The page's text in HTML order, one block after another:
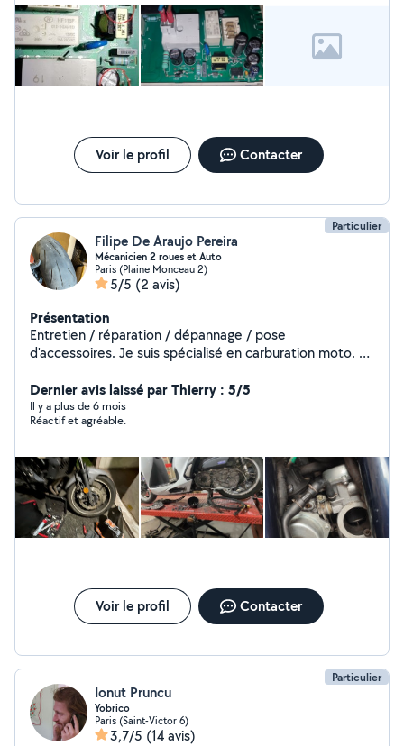
et n'hésiterais pas à le recontacter pour donner une seconde
vie à mon électroménager en cas de besoin.
Voir le profil Contacter
Particulier
Filipe De Araujo Pereira
Mécanicien 2 roues et Auto
Paris (Plaine Monceau 2)
5/5 (2 avis)
Présentation
Entretien / réparation / dépannage / pose
d'accessoires. Je suis spécialisé en carburation moto. Je
spécialisé en marques françaises. Je peux me déplacer
ou sinon vous pouvez me déposer votre véhicule.
Dernier avis laissé par Thierry : 5/5
Il y a plus de 6 mois
Réactif et agréable.
Voir le profil Contacter
Particulier
Ionut Pruncu
Yobrico
Paris (Saint-Victor 6)
3,7/5 (14 avis)